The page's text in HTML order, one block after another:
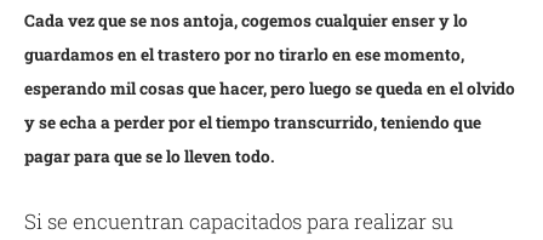
Cada vez que se nos antoja, cogemos cualquier enser y lo
guardamos en el trastero por no tirarlo en ese momento,
esperando mil cosas que hacer, pero luego se queda en el olvido
y se echa a perder por el tiempo transcurrido, teniendo que
pagar para que se lo lleven todo.
Si se encuentran capacitados para realizar su